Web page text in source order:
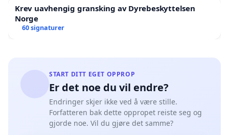
Krev uavhengig gransking av Dyrebeskyttelsen
Norge
60 signaturer
START DITT EGET OPPROP
Er det noe du vil endre?
Endringer skjer ikke ved å være stille.
Forfatteren bak dette oppropet reiste seg og
gjorde noe. Vil du gjøre det samme?